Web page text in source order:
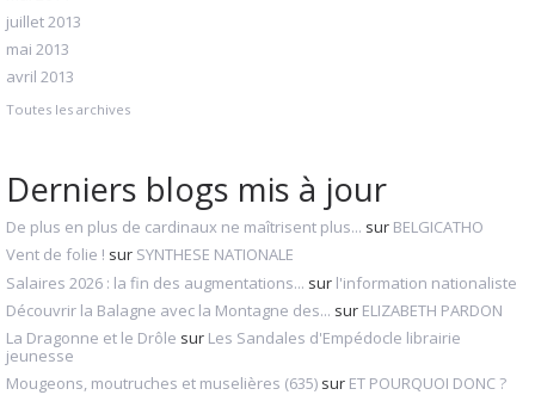
juillet 2013
mai 2013
avril 2013
Toutes les archives
Derniers blogs mis à jour
De plus en plus de cardinaux ne maîtrisent plus... sur BELGICATHO
Vent de folie ! sur SYNTHESE NATIONALE
Salaires 2026 : la fin des augmentations... sur l'information nationaliste
Découvrir la Balagne avec la Montagne des... sur ELIZABETH PARDON
La Dragonne et le Drôle sur Les Sandales d'Empédocle librairie
jeunesse
Mougeons, moutruches et muselières (635) sur ET POURQUOI DONC ?